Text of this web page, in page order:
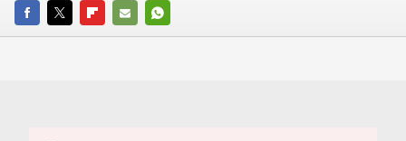
FACEBOOKTWITTERFLIPBOARD
E-
WHATSAPP